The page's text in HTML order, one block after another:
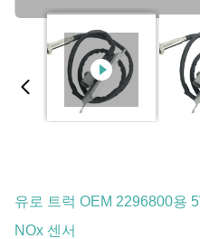
유로 트럭 OEM 2296800용
NOx 센서